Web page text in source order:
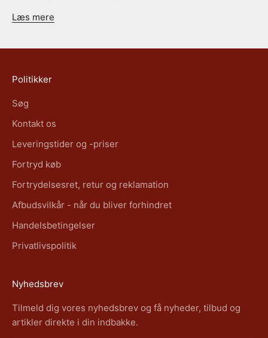
Læs mere
Politikker
Søg
Kontakt os
Leveringstider og -priser
Fortryd køb
Fortrydelsesret, retur og reklamation
Afbudsvilkår - når du bliver forhindret
Handelsbetingelser
Privatlivspolitik
Nyhedsbrev
Tilmeld dig vores nyhedsbrev og få nyheder, tilbud og
artikler direkte i din indbakke.